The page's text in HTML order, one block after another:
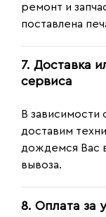
ремонт и
поставлена
7. Доставка
сервиса
В
доставим
дождемся Вас
вывоза.
8. Оплата за